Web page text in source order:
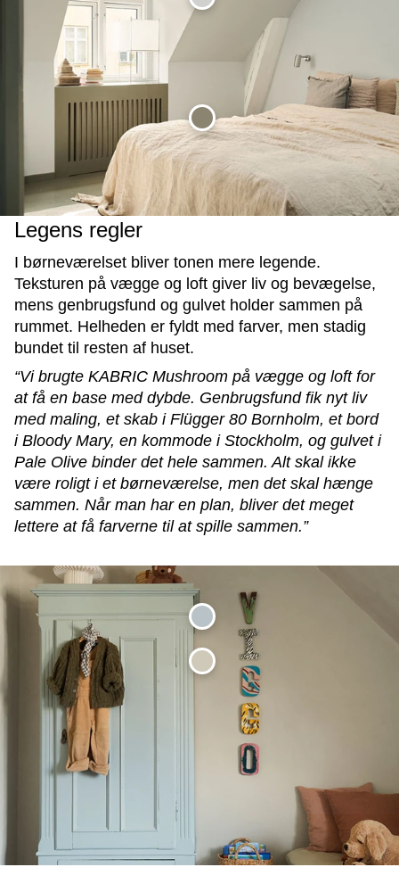
Legens regler
I børneværelset bliver tonen mere legende.
Teksturen på vægge og loft giver liv og bevægelse,
mens genbrugsfund og gulvet holder sammen på
rummet. Helheden er fyldt med farver, men stadig
bundet til resten af huset.
“Vi brugte KABRIC Mushroom på vægge og loft for
at få en base med dybde. Genbrugsfund fik nyt liv
med maling, et skab i Flügger 80 Bornholm, et bord
i Bloody Mary, en kommode i Stockholm, og gulvet i
Pale Olive binder det hele sammen. Alt skal ikke
være roligt i et børneværelse, men det skal hænge
sammen. Når man har en plan, bliver det meget
lettere at få farverne til at spille sammen.”